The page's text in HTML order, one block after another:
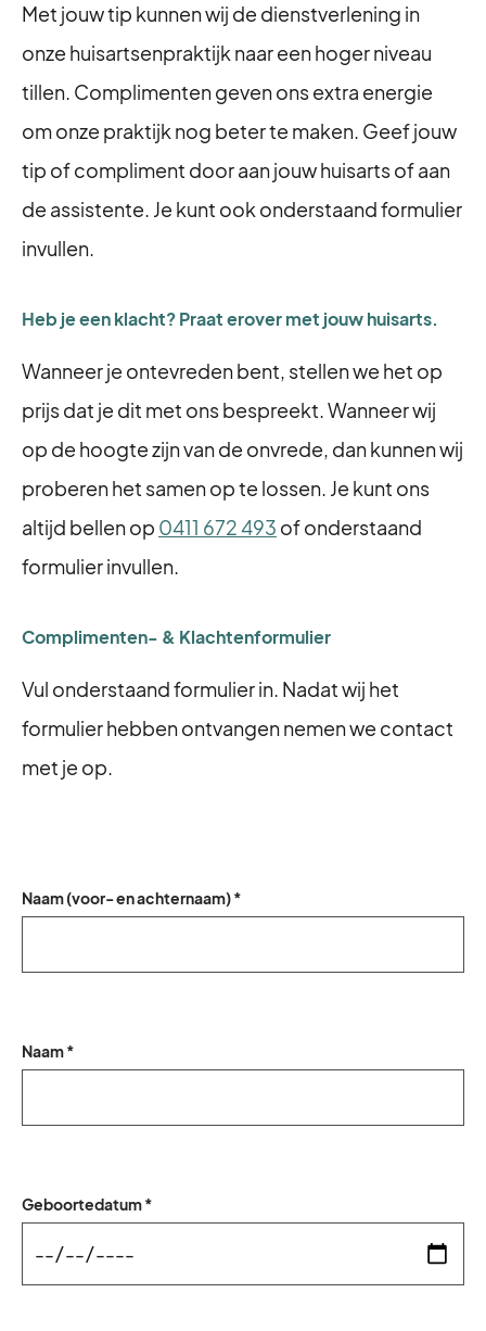
Met jouw tip kunnen wij de dienstverlening in
onze huisartsenpraktijk naar een hoger niveau
tillen. Complimenten geven ons extra energie
om onze praktijk nog beter te maken. Geef jouw
tip of compliment door aan jouw huisarts of aan
de assistente. Je kunt ook onderstaand formulier
invullen.
Heb je een klacht? Praat erover met jouw huisarts.
Wanneer je ontevreden bent, stellen we het op
prijs dat je dit met ons bespreekt. Wanneer wij
op de hoogte zijn van de onvrede, dan kunnen wij
proberen het samen op te lossen. Je kunt ons
altijd bellen op 0411 672 493 of onderstaand
formulier invullen.
Complimenten- & Klachtenformulier
Vul onderstaand formulier in. Nadat wij het
formulier hebben ontvangen nemen we contact
met je op.
Naam (voor- en achternaam) *
Naam *
Geboortedatum *